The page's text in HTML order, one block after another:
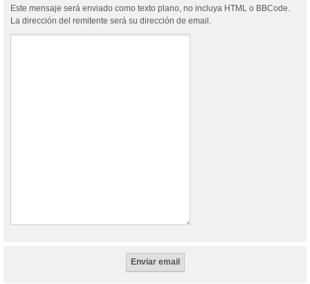
Este mensaje será enviado como texto plano, no incluya HTML o BBCode.
La dirección del remitente será su dirección de email.